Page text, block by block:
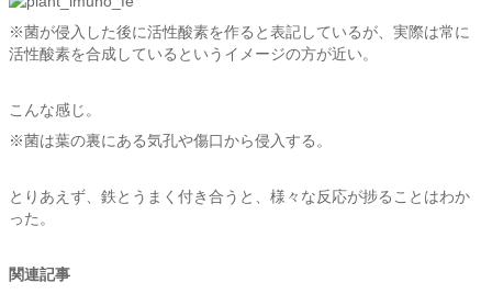
※菌が侵入した後に活性酸素を作ると表記しているが、実際は常に
活性酸素を合成しているというイメージの方が近い。
こんな感じ。
※菌は葉の裏にある気孔や傷口から侵入する。
とりあえず、鉄とうまく付き合うと、様々な反応が捗ることはわか
った。
関連記事